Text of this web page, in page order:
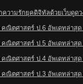
ความรักยุคดิจิทัลด้วยเว็บดูด
คณิตศาสตร์ ป.6 อัพเดทล่าสุ
คณิตศาสตร์ ป.5 อัพเดทล่าสุ
คณิตศาสตร์ ป.4 อัพเดทล่าสุ
คณิตศาสตร์ ป.3 อัพเดทล่าสุ